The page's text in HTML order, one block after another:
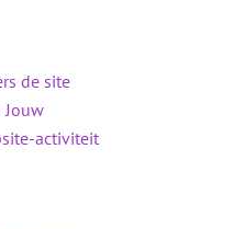
de site
Jouw
activiteit